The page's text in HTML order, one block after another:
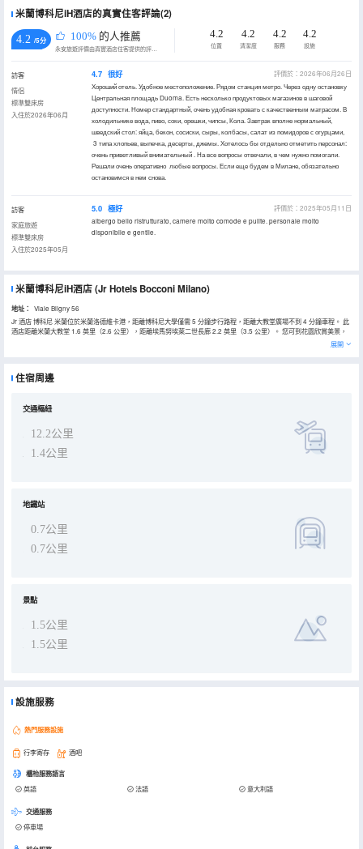
米蘭博科尼iH酒店的真實住客評論(2)
4.2 /5分 100% 的人推薦
永安旅遊評價由真實酒店住客提供的評價。
4.2
位置
4.2
清潔度
4.2
服務
4.2
設施
訪客
情侶
標準雙床房
入住於2026年06月
4.7 很好
評價於：2026年06月26日
Хороший отель. Удобное местоположение. Рядом станция метро. Через одну остановку
Центральная площадь Duoma. Есть несколько продуктовых магазинов в шаговой
доступности. Номер стандартный, очень удобная кровать с качественным матрасом. В
холодильнике вода, пиво, соки, орешки, чипсы, Кола. Завтрак вполне нормальный,
шведский стол: яйца, бекон, сосиски, сыры, колбасы, салат из помидоров с огурцами,
3 типа хлопьев, выпечка, десерты, джемы. Хотелось бы отдельно отметить персонал:
очень приветливый внимательный . На все вопросы отвечали, в чем нужно помогали.
Решали очень оперативно любые вопросы. Если еще будем в Милане, обязательно
остановимся в нем снова.
訪客
家庭旅遊
標準雙床房
入住於2025年05月
5.0 極好
評價於：2025年05月11日
albergo bello ristrutturato, camere molto comode e pulite. personale molto
disponibile e gentile.
米蘭博科尼iH酒店(Jr Hotels Bocconi Milano)
地址：
Viale Bligny 56
Jr 酒店 博科尼 米蘭位於米蘭洛德維卡港，距離博科尼大學僅需 5 分鐘步行路程，距離大教堂廣場不到 4 分鐘車程。 此
酒店距離米蘭大教堂 1.6 英里（2.6 公里），距離埃馬努埃萊二世長廊 2.2 英里（3.5 公里）。 您可到花園欣賞美景，
還可利用免費 WiFi等服務和設施。 您可享受酒店的客房送餐服務。每天 07:00 至 10:00 提供收費的自助式早餐。 特色
展開
住宿周邊
交通樞紐
12.2公里
1.4公里
地鐵站
0.7公里
0.7公里
景點
1.5公里
1.5公里
設施服務
熱門服務設施
行李寄存 酒吧
櫃枱服務語言
英語 法語 意大利語
交通服務
停車場